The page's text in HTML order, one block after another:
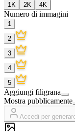
1K 2K 4K
Numero di immagini
1
2
3
4
5
Aggiungi filigrana
Mostra pubblicamente
Accedi per